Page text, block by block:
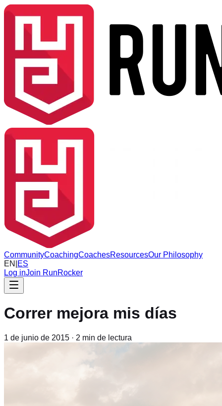
CommunityCoachingCoachesResourcesOur Philosophy
EN ES
Log inJoin RunRocker
Correr mejora mis días
1 de junio de 2015 · 2 min de lectura